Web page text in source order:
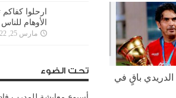
باقٍ في
ارحلوا
الأوهام
مارس 25, 2022
تحت الضوء